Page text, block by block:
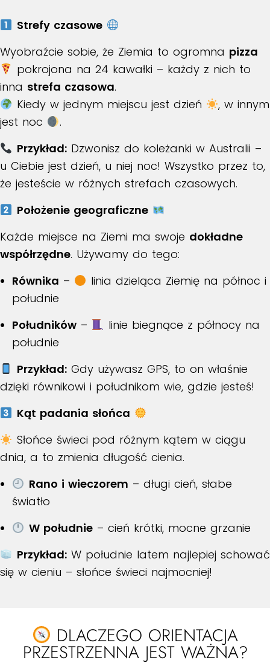
Strefy czasowe
Wyobraźcie sobie, że Ziemia to ogromna pizza
pokrojona na 24 kawałki – każdy z nich to
inna strefa czasowa.
Kiedy w jednym miejscu jest dzień
, w innym
jest noc
.
Przykład:Dzwonisz do koleżanki w Australii –
u Ciebie jest dzień, u niej noc! Wszystko przez to,
że jesteście w różnych strefach czasowych.
Położenie geograficzne
Każde miejsce na Ziemi ma swoje dokładne
współrzędne. Używamy do tego:
Równika –
linia dzieląca Ziemię na północ i
południe
Południków –
linie biegnące z północy na
południe
Przykład:Gdy używasz GPS, to on właśnie
dzięki równikowi i południkom wie, gdzie jesteś!
Kąt padania słońca
Słońce świeci pod różnym kątem w ciągu
dnia, a to zmienia długość cienia.
Rano i wieczorem – długi cień, słabe
światło
W południe– cień krótki, mocne grzanie
Przykład:W południe latem najlepiej schować
się w cieniu – słońce świeci najmocniej!
DLACZEGO ORIENTACJA
PRZESTRZENNA JEST WAŻNA?